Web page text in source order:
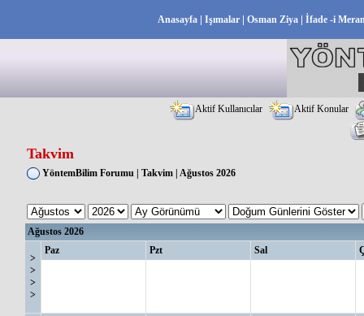
Anasayfa| Işımalar| Osman Ziya| İfade -i
Aktif Kullanıcılar Aktif Konular
Takvim
YöntemBilim Forumu| Takvim| Ağustos 2026
Ağustos 2026
>
>
>
>
Paz Pzt Sal